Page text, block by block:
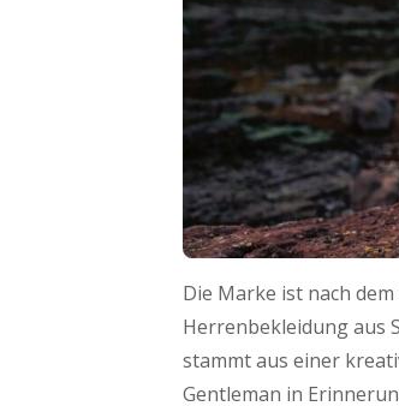
Die Marke ist nach
Herrenbekleidung aus
stammt aus einer
Gentleman in